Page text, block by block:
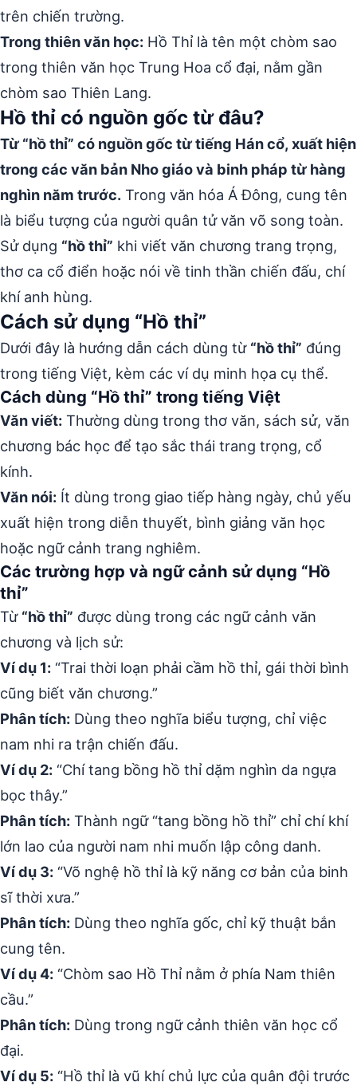
trên chiến trường.
Trong thiên văn học: Hồ Thỉ là tên một chòm sao
trong thiên văn học Trung Hoa cổ đại, nằm gần
chòm sao Thiên Lang.
Hồ thỉ có nguồn gốc từ đâu?
Từ “hồ thỉ” có nguồn gốc từ tiếng Hán cổ, xuất hiện
trong các văn bản Nho giáo và binh pháp từ hàng
nghìn năm trước. Trong văn hóa Á Đông, cung tên
là biểu tượng của người quân tử văn võ song toàn.
Sử dụng “hồ thỉ” khi viết văn chương trang trọng,
thơ ca cổ điển hoặc nói về tinh thần chiến đấu, chí
khí anh hùng.
Cách sử dụng “Hồ thỉ”
Dưới đây là hướng dẫn cách dùng từ “hồ thỉ” đúng
trong tiếng Việt, kèm các ví dụ minh họa cụ thể.
Cách dùng “Hồ thỉ” trong tiếng Việt
Văn viết: Thường dùng trong thơ văn, sách sử, văn
chương bác học để tạo sắc thái trang trọng, cổ
kính.
Văn nói: Ít dùng trong giao tiếp hàng ngày, chủ yếu
xuất hiện trong diễn thuyết, bình giảng văn học
hoặc ngữ cảnh trang nghiêm.
Các trường hợp và ngữ cảnh sử dụng “Hồ
thỉ”
Từ “hồ thỉ” được dùng trong các ngữ cảnh văn
chương và lịch sử:
Ví dụ 1: “Trai thời loạn phải cầm hồ thỉ, gái thời bình
cũng biết văn chương.”
Phân tích: Dùng theo nghĩa biểu tượng, chỉ việc
nam nhi ra trận chiến đấu.
Ví dụ 2: “Chí tang bồng hồ thỉ dặm nghìn da ngựa
bọc thây.”
Phân tích: Thành ngữ “tang bồng hồ thỉ” chỉ chí khí
lớn lao của người nam nhi muốn lập công danh.
Ví dụ 3: “Võ nghệ hồ thỉ là kỹ năng cơ bản của binh
sĩ thời xưa.”
Phân tích: Dùng theo nghĩa gốc, chỉ kỹ thuật bắn
cung tên.
Ví dụ 4: “Chòm sao Hồ Thỉ nằm ở phía Nam thiên
cầu.”
Phân tích: Dùng trong ngữ cảnh thiên văn học cổ
đại.
Ví dụ 5: “Hồ thỉ là vũ khí chủ lực của quân đội trước